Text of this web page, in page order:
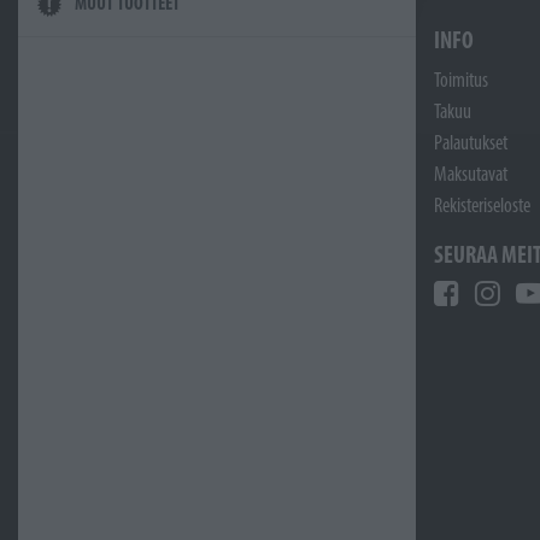
INFO
Toimitus
Takuu
Palautukset
Maksutavat
Rekisteriseloste
SEURAA